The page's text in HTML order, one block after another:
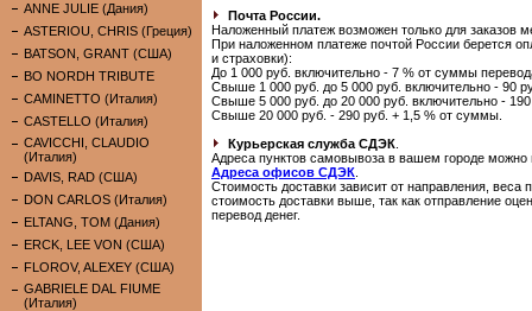
ANNE JULIE (Дания)
ASTERIOU, CHRIS (Греция)
BATSON, GRANT (США)
BO NORDH TRIBUTE
CAMINETTO (Италия)
CASTELLO (Италия)
CAVICCHI, CLAUDIO
(Италия)
DAVIS, RAD (США)
DON CARLOS (Италия)
ELTANG, TOM (Дания)
ERCK, LEE VON (США)
FLOROV, ALEXEY (США)
GABRIELE DAL FIUME
(Италия)
Почта России.
Наложенный платеж возможен только для заказов
При наложенном платеже почтой России берется
и страховки):
До 1 000 руб. включительно - 7 % от суммы
Свыше 1 000 руб. до 5 000 руб. включительно - 90
Свыше 5 000 руб. до 20 000 руб. включительно -
Свыше 20 000 руб. - 290 руб. + 1,5 % от суммы.
Курьерская служба СДЭК
Адреса пунктов самовывоза в вашем городе можно
Адреса офисов СДЭК
Стоимость доставки зависит от направления,
стоимость доставки выше, так как отправление
перевод денег.